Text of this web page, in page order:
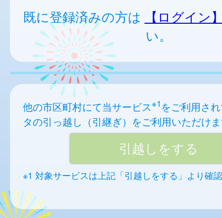
既に登録済みの方は
【ログイン
い。
他の市区町村にて当サービス※1 をご利用さ
タの引っ越し（引継ぎ）をご利用いただけ
※1 対象サービスは上記「引越しをする」より確